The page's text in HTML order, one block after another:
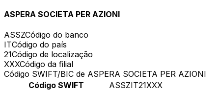
ASPERA SOCIETA PER AZIONI
ASSZCódigo do banco
ITCódigo do país
21Código de localização
XXXCódigo da filial
Código SWIFT/BIC de ASPERA SOCIETA PER AZIONI
Código SWIFT
ASSZIT21XXX